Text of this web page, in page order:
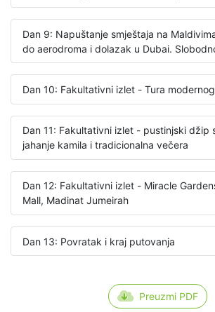
Dan 9: Napuštanje smještaja na
do aerodroma i dolazak u Dubai.
Dan 10: Fakultativni izlet - Tura
Dan 11: Fakultativni izlet - pustinjski džip
jahanje kamila i tradicionalna večera
Dan 12: Fakultativni izlet - Miracle
Mall, Madinat Jumeirah
Dan 13: Povratak i kraj putovanja
Preuzmi PDF